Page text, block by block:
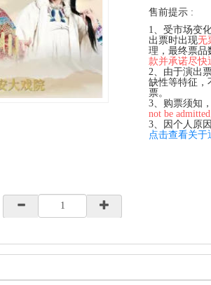
售前提示 :
1、受市场变
出票时出现无
理，最终票品
款并承诺尽快
2、由于演出
缺性等特征，
票。
3、购票须知
not be
3、因个人原
点击查看关于